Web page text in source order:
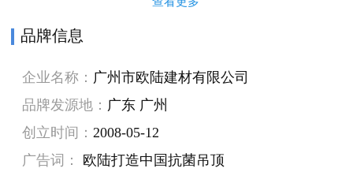
厂等8个分厂和装饰设计工程部，销售服务中心等
面投资数亿，先后引进世界上先进的生产设备，
包括铝卷连铸扎生产线，自动腹膜滚涂生产线,自
动高速冲孔生产，德国自动喷涂生产线,自动烤漆
与氟碳生产线及日本自动磨砂印花生产线等。保
品牌信息
企业名称： 广州市欧陆建材有限公司
品牌发源地： 广东 广州
创立时间： 2008-05-12
广告词： 欧陆打造中国抗菌吊顶